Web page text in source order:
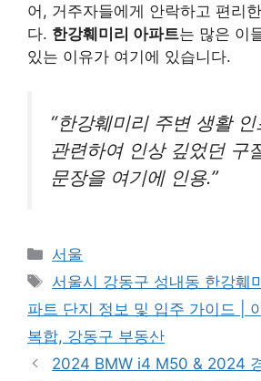
어, 거주자들에게 안락하고 편리
다. 한강훼미리 아파트는 많은 이
있는 이유가 여기에 있습니다.
“한강훼미리 주변 생활
관련하여 인상 깊었던 구
문장을 여기에 인용.”
Categories
서울
Tags
서울시 강동구 성내동 한강훼
파트 단지 정보 및 입주 가이드 |
복합, 강동구 부동산
2024 BMW i4 M50 & 2024